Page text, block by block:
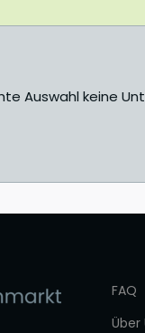
Auswahl keine
FAQ
Über